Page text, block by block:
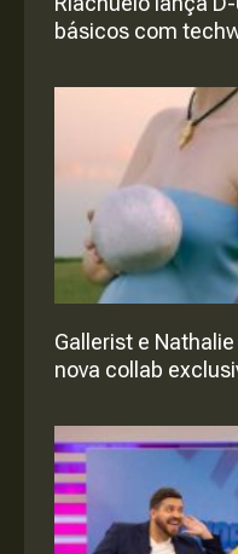
básicos com
Gallerist e
nova collab